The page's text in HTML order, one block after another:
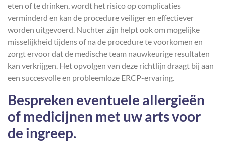
eten of te drinken, wordt het risico op complicaties
verminderd en kan de procedure veiliger en effectiever
worden uitgevoerd. Nuchter zijn helpt ook om mogelijke
misselijkheid tijdens of na de procedure te voorkomen en
zorgt ervoor dat de medische team nauwkeurige resultaten
kan verkrijgen. Het opvolgen van deze richtlijn draagt bij aan
een succesvolle en probleemloze ERCP-ervaring.
Bespreken eventuele allergieën
of medicijnen met uw arts voor
de ingreep.